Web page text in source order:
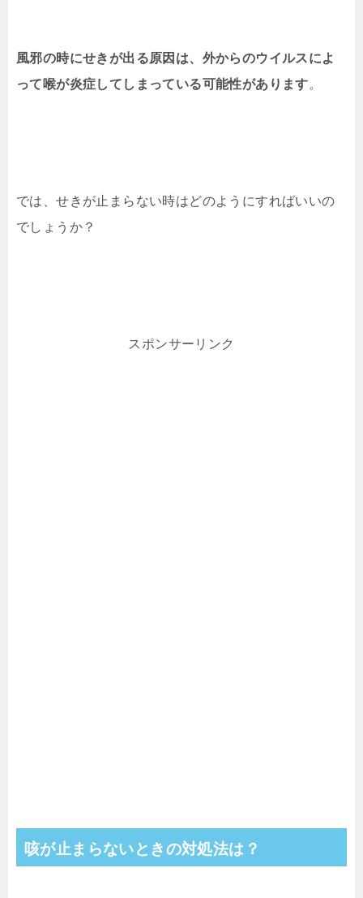
風邪の時にせきが出る原因は、外からのウイルスによ
って喉が炎症してしまっている可能性があります。
では、せきが止まらない時はどのようにすればいいの
でしょうか？
スポンサーリンク
咳が止まらないときの対処法は？